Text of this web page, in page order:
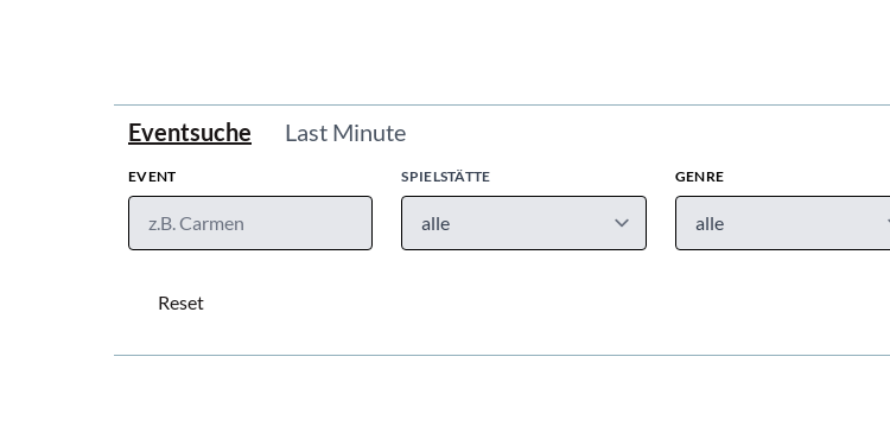
Eventsuche Last Minute
EVENT SPIELSTÄTTE GENRE